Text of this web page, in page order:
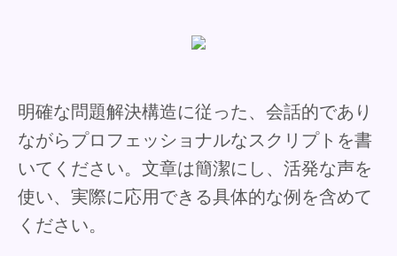
明確な問題解決構造に従った、会話的であり
ながらプロフェッショナルなスクリプトを書
いてください。文章は簡潔にし、活発な声を
使い、実際に応用できる具体的な例を含めて
ください。